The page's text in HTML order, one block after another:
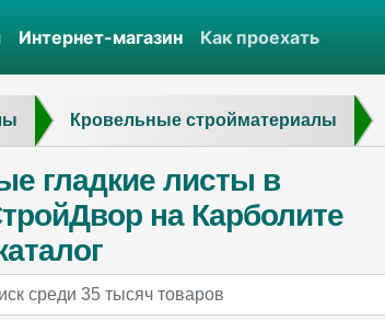
Интернет-магазин Как проехать
Кровельные стройматериалы
гладкие листы в
на Карболите